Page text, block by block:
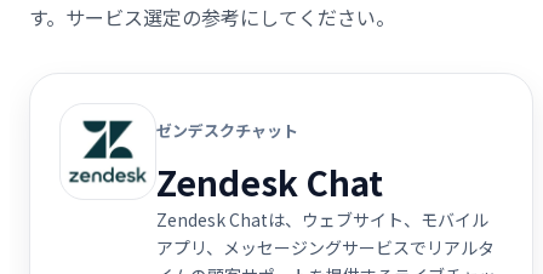
す。サービス選定の参考にしてください。
ゼンデスクチャット
Zendesk Chat
Zendesk Chatは、ウェブサイト、モバイル
アプリ、メッセージングサービスでリアルタ